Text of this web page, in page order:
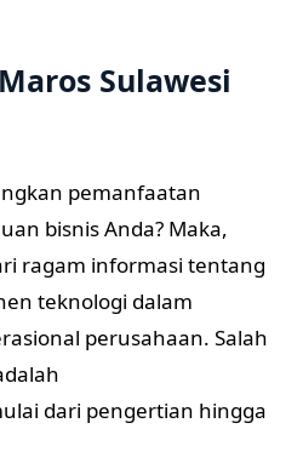
Sulawesi
pemanfaatan
bisnis Anda? Maka,
ragam informasi tentang
teknologi dalam
perusahaan. Salah
dari pengertian hingga